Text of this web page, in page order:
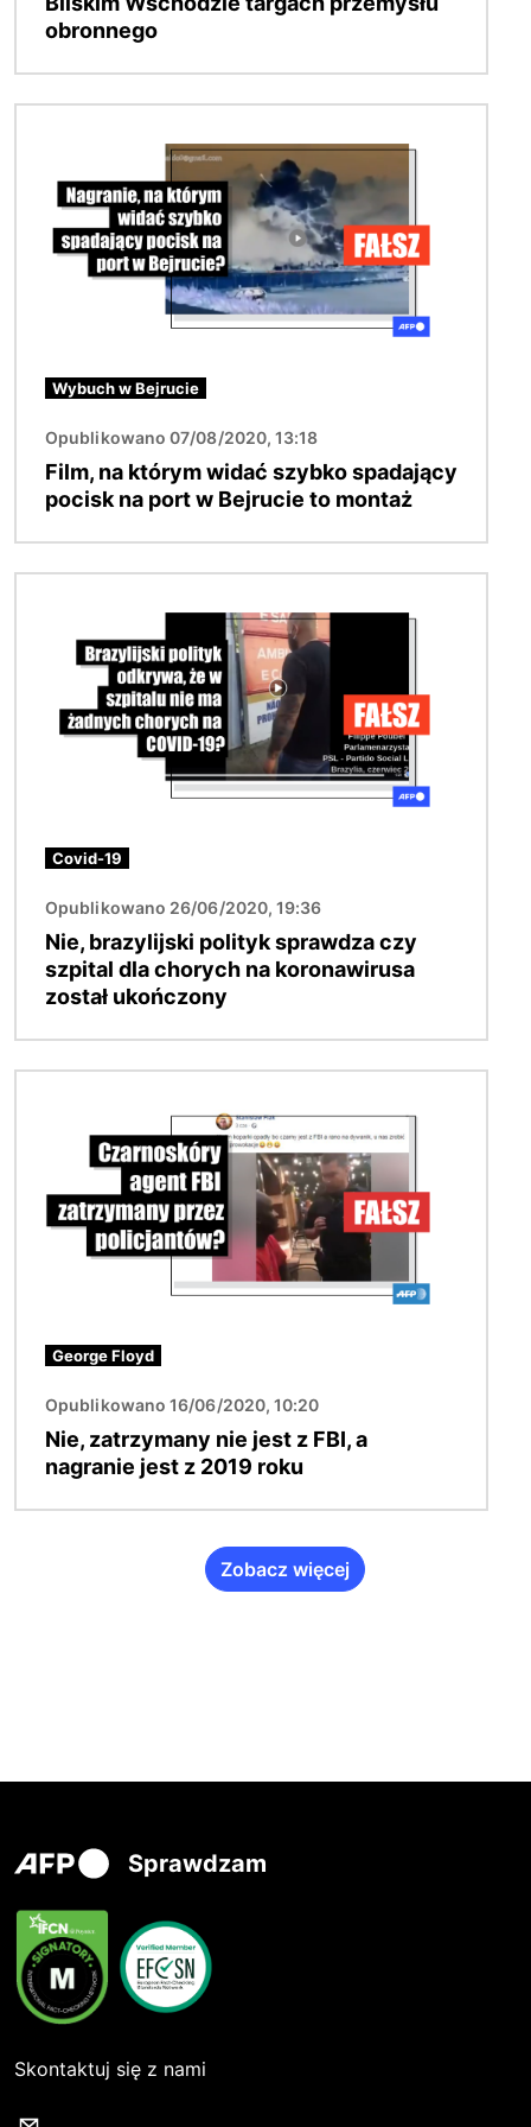
obronnego
Wybuch w Bejrucie
Opublikowano 07/08/2020, 13:18
Film, na którym widać szybko spadający
pocisk na port w Bejrucie to montaż
Covid-19
Opublikowano 26/06/2020, 19:36
Nie, brazylijski polityk sprawdza czy
szpital dla chorych na koronawirusa
został ukończony
George Floyd
Opublikowano 16/06/2020, 10:20
Nie, zatrzymany nie jest z FBI, a
nagranie jest z 2019 roku
Zobacz więcej
Sprawdzam
Skontaktuj się z nami